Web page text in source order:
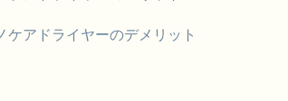
ケアドライヤーのデメリット